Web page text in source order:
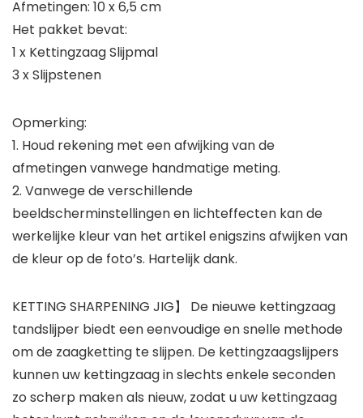
Afmetingen: 10 x 6,5 cm
Het pakket bevat:
1 x Kettingzaag Slijpmal
3 x Slijpstenen
Opmerking:
1. Houd rekening met een afwijking van de
afmetingen vanwege handmatige meting.
2. Vanwege de verschillende
beeldscherminstellingen en lichteffecten kan de
werkelijke kleur van het artikel enigszins afwijken van
de kleur op de foto’s. Hartelijk dank.
KETTING SHARPENING JIG】 De nieuwe kettingzaag
tandslijper biedt een eenvoudige en snelle methode
om de zaagketting te slijpen. De kettingzaagslijpers
kunnen uw kettingzaag in slechts enkele seconden
zo scherp maken als nieuw, zodat u uw kettingzaag